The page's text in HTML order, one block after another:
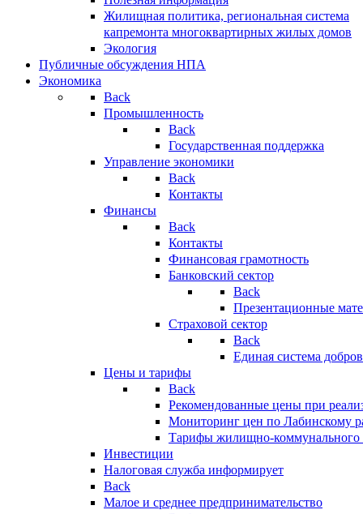
Жилищная политика, региональная система
капремонта многоквартирных жилых домов
Экология
Публичные обсуждения НПА
Экономика
Back
Промышленность
Back
Государственная поддержка
Управление экономики
Back
Контакты
Финансы
Back
Контакты
Финансовая грамотность
Банковский сектор
Back
Презентационные
Страховой сектор
Back
Единая система
Цены и тарифы
Back
Рекомендованные цены при
Мониторинг цен по Лабинскому
Тарифы жилищно-коммунального
Инвестиции
Налоговая служба информирует
Back
Малое и среднее предпринимательство